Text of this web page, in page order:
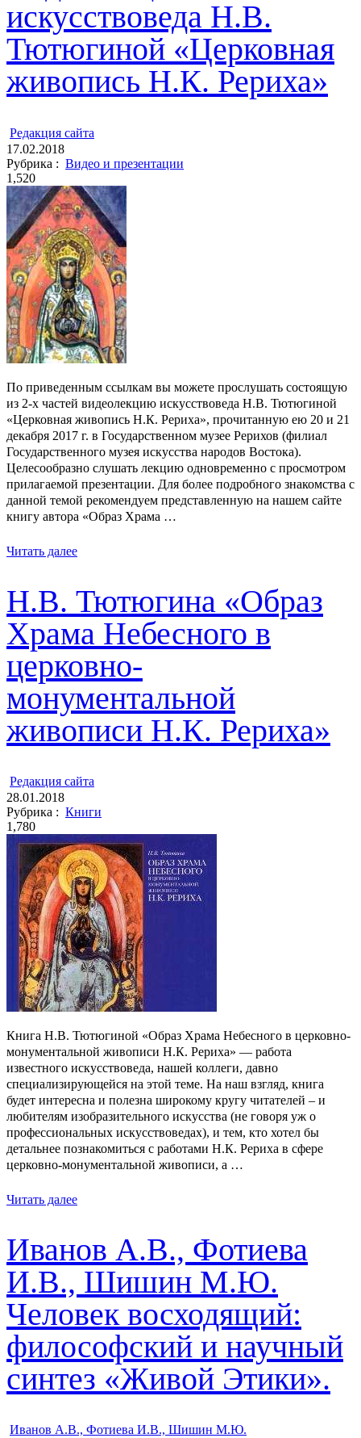
искусствоведа Н.В.
Тютюгиной «Церковная
живопись Н.К. Рериха»
Редакция cайта
17.02.2018
Рубрика : Видео и презентации
1,520
По приведенным ссылкам вы можете прослушать состоящую
из 2-х частей видеолекцию искусствоведа Н.В. Тютюгиной
«Церковная живопись Н.К. Рериха», прочитанную ею 20 и 21
декабря 2017 г. в Государственном музее Рерихов (филиал
Государственного музея искусства народов Востока).
Целесообразно слушать лекцию одновременно с просмотром
прилагаемой презентации. Для более подробного знакомства с
данной темой рекомендуем представленную на нашем сайте
книгу автора «Образ Храма …
Читать далее
Н.В. Тютюгина «Образ
Храма Небесного в
церковно-
монументальной
живописи Н.К. Рериха»
Редакция cайта
28.01.2018
Рубрика : Книги
1,780
Книга Н.В. Тютюгиной «Образ Храма Небесного в церковно-
монументальной живописи Н.К. Рериха» — работа
известного искусствоведа, нашей коллеги, давно
специализирующейся на этой теме. На наш взгляд, книга
будет интересна и полезна широкому кругу читателей – и
любителям изобразительного искусства (не говоря уж о
профессиональных искусствоведах), и тем, кто хотел бы
детальнее познакомиться с работами Н.К. Рериха в сфере
церковно-монументальной живописи, а …
Читать далее
Иванов А.В., Фотиева
И.В., Шишин М.Ю.
Человек восходящий:
философский и научный
синтез «Живой Этики».
Иванов А.В., Фотиева И.В., Шишин М.Ю.